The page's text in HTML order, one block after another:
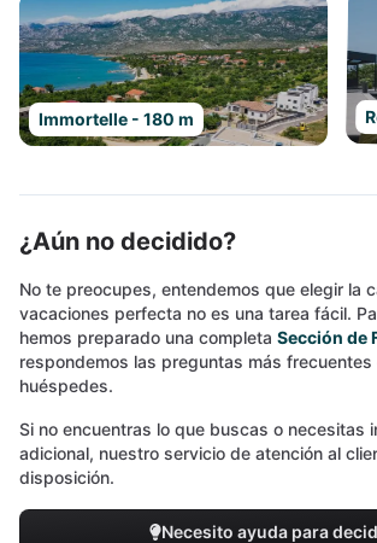
Immortelle - 180 m
¿Aún no decidido?
No te preocupes, entendemos que elegir la
vacaciones perfecta no es una tarea fácil.
hemos preparado una completa Sección de
respondemos las preguntas más frecuentes
huéspedes.
Si no encuentras lo que buscas o necesitas
adicional, nuestro servicio de atención al
disposición.
Necesito ayuda para